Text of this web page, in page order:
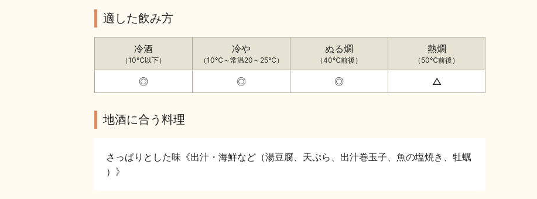
適した飲み方
冷酒
（10℃以下）
冷や
（10℃～常温20～25℃）
ぬる燗
（40℃前後）
熱燗
（50℃前後）
◎ ◎ ◎ △
地酒に合う料理
さっぱりとした味《出汁・海鮮など（湯豆腐、天ぷら、出汁巻玉子、魚の塩焼き、牡蠣
）》